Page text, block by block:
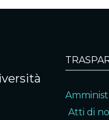
Atti di